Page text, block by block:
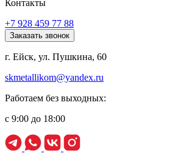
Контакты
+7 928 459 77 88
Заказать звонок
г. Ейск, ул. Пушкина, 60
skmetallikom@yandex.ru
Работаем без выходных:
с 9:00 до 18:00